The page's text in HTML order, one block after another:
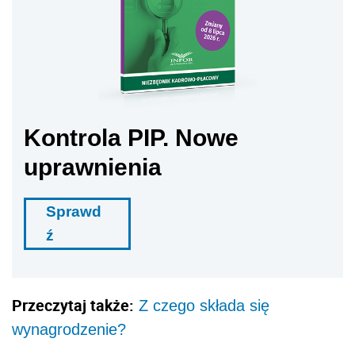
Kontrola PIP. Nowe
uprawnienia
Sprawd
ź
Przeczytaj także: Z czego składa się
wynagrodzenie?